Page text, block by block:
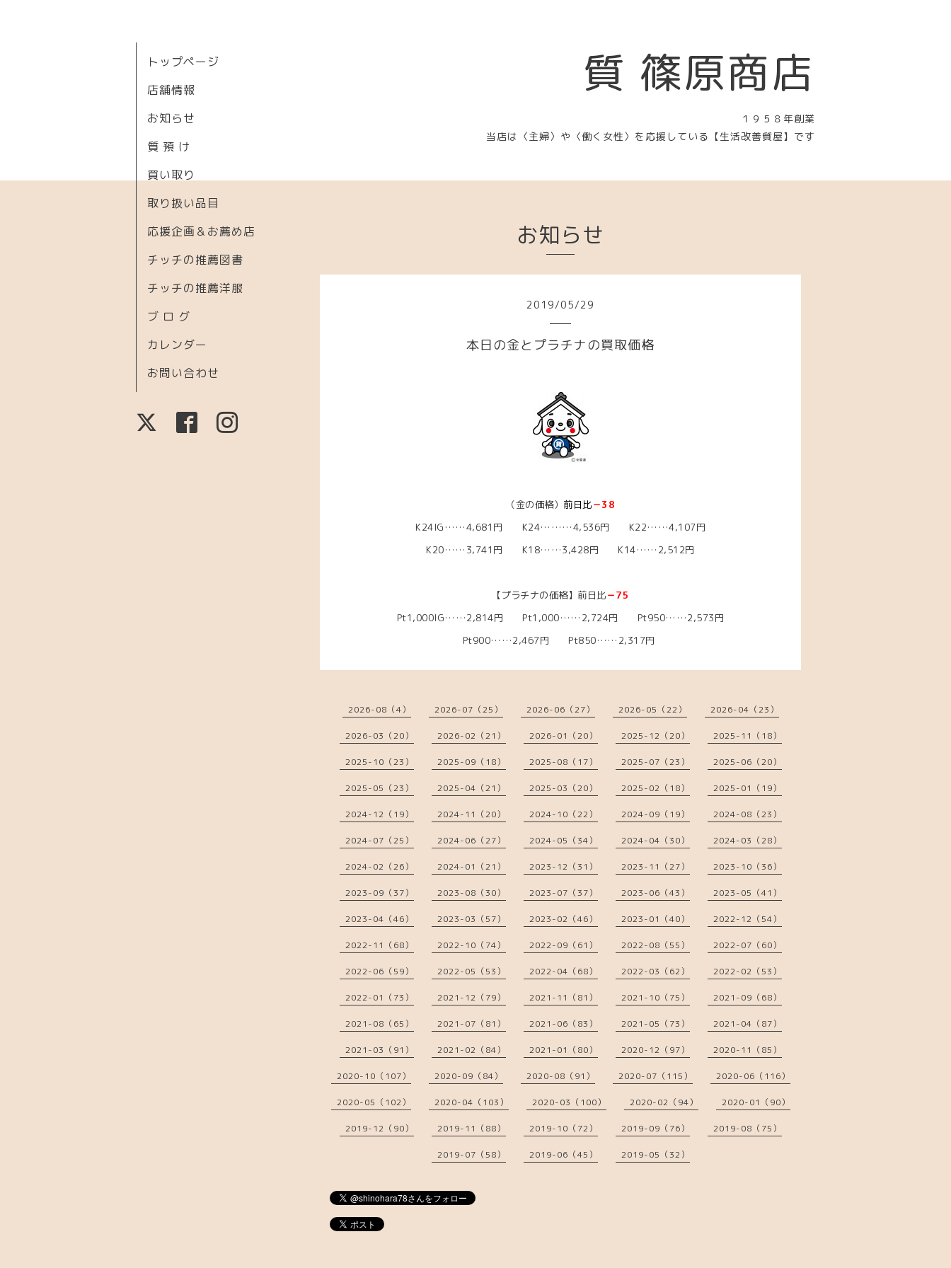
質 篠原商店
１９５８年創業
当店は〈主婦〉や〈働く女性〉を応援している【生活改善質屋】です
トップページ
店舗情報
お知らせ
質 預 け
買い取り
取り扱い品目
応援企画＆お薦め店
チッチの推薦図書
チッチの推薦洋服
ブ ロ グ
カレンダー
お問い合わせ
お知らせ
2019/05/29
本日の金とプラチナの買取価格
（金の価格） 前日比－38
K24IG……4,681円 K24………4,536円 K22……4,107円
K20……3,741円 K18……3,428円 K14……2,512円
【プラチナの価格】前日比－75
Pt1,000IG……2,814円 Pt1,000……2,724円 Pt950……2,573円
Pt900……2,467円 Pt850……2,317円
2026-08（4） 2026-07（25） 2026-06（27） 2026-05（22） 2026-04（23）
2026-03（20） 2026-02（21） 2026-01（20） 2025-12（20） 2025-11（18）
2025-10（23） 2025-09（18） 2025-08（17） 2025-07（23） 2025-06（20）
2025-05（23） 2025-04（21） 2025-03（20） 2025-02（18） 2025-01（19）
2024-12（19） 2024-11（20） 2024-10（22） 2024-09（19） 2024-08（23）
2024-07（25） 2024-06（27） 2024-05（34） 2024-04（30） 2024-03（28）
2024-02（26） 2024-01（21） 2023-12（31） 2023-11（27） 2023-10（36）
2023-09（37） 2023-08（30） 2023-07（37） 2023-06（43） 2023-05（41）
2023-04（46） 2023-03（57） 2023-02（46） 2023-01（40） 2022-12（54）
2022-11（68） 2022-10（74） 2022-09（61） 2022-08（55） 2022-07（60）
2022-06（59） 2022-05（53） 2022-04（68） 2022-03（62） 2022-02（53）
2022-01（73） 2021-12（79） 2021-11（81） 2021-10（75） 2021-09（68）
2021-08（65） 2021-07（81） 2021-06（83） 2021-05（73） 2021-04（87）
2021-03（91） 2021-02（84） 2021-01（80） 2020-12（97） 2020-11（85）
2020-10（107） 2020-09（84） 2020-08（91） 2020-07（115） 2020-06（116）
2020-05（102） 2020-04（103） 2020-03（100） 2020-02（94） 2020-01（90）
2019-12（90） 2019-11（88） 2019-10（72） 2019-09（76） 2019-08（75）
2019-07（58） 2019-06（45） 2019-05（32）